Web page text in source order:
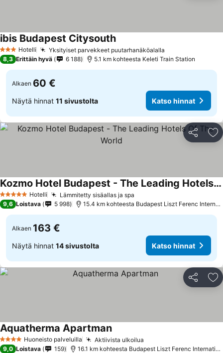
3 Tähtiluokitus
Hotelli Yksityiset parvekkeet puutarhanäköalalla
ibis Budapest Citysouth
8,3 Erittäin hyvä 6 188 5.1 km kohteesta Keleti Train Station
Alkaen 60 €
Näytä hinnat 11 sivustolta Katso hinnat
Jaa
5 Tähtiluokitus
Hotelli Lämmitetty sisäallas ja spa
Kozmo Hotel Budapest - The Leading Hotels Of The World
9,6 Loistava 5 998 15.4 km kohteesta Budapest Liszt Ferenc International Airport
Alkaen 163 €
Näytä hinnat 14 sivustolta Katso hinnat
Jaa
4 TähtiluokitusHuoneisto palveluilla Aktiivista ulkoilua
Aquatherma Apartman
9,0 Loistava 159 16.1 km kohteesta Budapest Liszt Ferenc International Airport